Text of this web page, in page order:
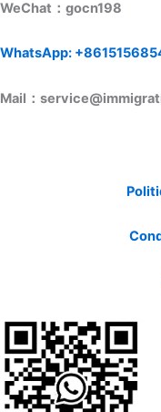
WeChat：gocn198
WhatsApp:
Mail：